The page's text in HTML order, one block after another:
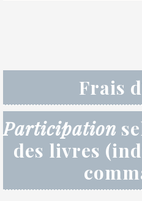
Frais
Participation
des livres